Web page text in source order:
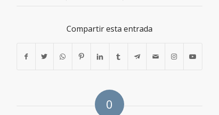
Compartir esta entrada
0